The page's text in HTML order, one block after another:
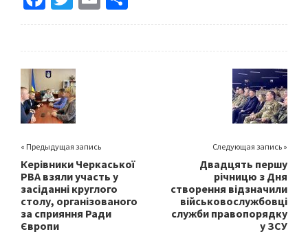
ce
o
o
k
wi
er
m h
« Предыдущая запись
Керівники Черкаської
РВА взяли участь у
засіданні круглого
столу, організованого
за сприяння Ради
Європи
Следующая запись »
Двадцять першу
річницю з Дня
створення відзначили
військовослужбовці
служби правопорядку
у ЗСУ